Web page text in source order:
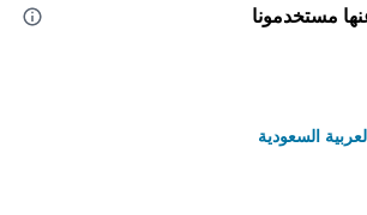
مستخدمونا
السعودية